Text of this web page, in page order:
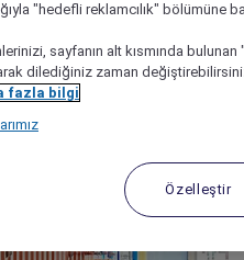
"hedefli reklamcılık" bölümüne
sayfanın alt kısmında
dilediğiniz zaman
fazla bilgi
Özelleştir